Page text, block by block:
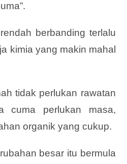
berbanding terlalu
kimia yang makin mahal
tidak perlukan rawatan
cuma perlukan masa,
organik yang cukup.
besar itu bermula